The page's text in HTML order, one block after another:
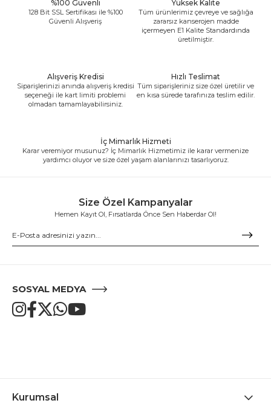
%100 Güvenli
128 Bit SSL Sertifikası ile %100
Güvenli Alışveriş
Yüksek Kalite
Tüm ürünlerimiz çevreye ve sağlığa
zararsız kanserojen madde
içermeyen E1 Kalite Standardında
üretilmiştir.
Alışveriş Kredisi
Siparişlerinizi anında alışveriş kredisi
seçeneği ile kart limiti problemi
olmadan tamamlayabilirsiniz.
Hızlı Teslimat
Tüm siparişleriniz size özel üretilir ve
en kısa sürede tarafınıza teslim edilir.
İç Mimarlık Hizmeti
Karar veremiyor musunuz? İç Mimarlık Hizmetimiz ile karar vermenize
yardımcı oluyor ve size özel yaşam alanlarınızı tasarlıyoruz.
Size Özel Kampanyalar
Hemen Kayıt Ol, Fırsatlarda Önce Sen Haberdar Ol!
SOSYAL MEDYA
Kurumsal